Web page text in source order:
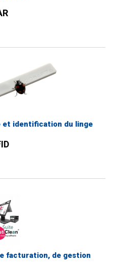
et identification du linge
facturation, de gestion